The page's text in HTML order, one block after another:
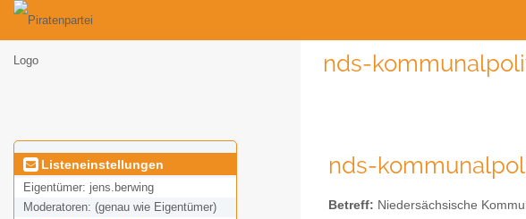
nds-
Listeneinstellungen
Eigentümer: jens.berwing
Moderatoren: (genau wie Eigentümer)
nds-
Betreff: Niedersächsische